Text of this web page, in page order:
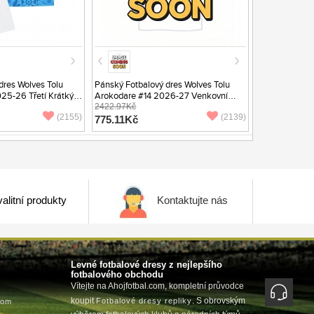
Wolves Tolu
26 Třetí Krátký
(2155)
Pánský Fotbalový dres Wolves Tolu
Arokodare #14 2026-27 Venkovní
Krátký Rukáv
2422.97Kč
775.11Kč (2139)
produkty Kontaktujte nás
Levné fotbalové dresy z nejlepšího
fotbalového obchodu
Vítejte na Ahojfotbal.com, kompletní průvodce
koupitFotbalové dresy repliky. S obrovským